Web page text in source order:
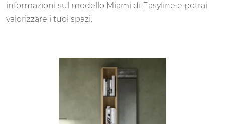
informazioni sul modello Miami di Easyline e potrai
valorizzare i tuoi spazi.